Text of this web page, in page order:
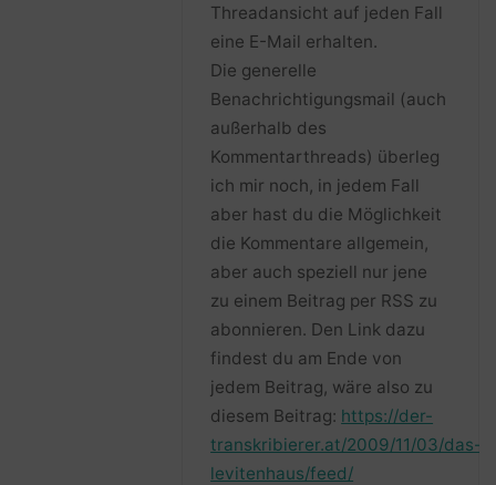
Threadansicht auf jeden Fall
eine E-Mail erhalten.
Die generelle
Benachrichtigungsmail (auch
außerhalb des
Kommentarthreads) überleg
ich mir noch, in jedem Fall
aber hast du die Möglichkeit
die Kommentare allgemein,
aber auch speziell nur jene
zu einem Beitrag per RSS zu
abonnieren. Den Link dazu
findest du am Ende von
jedem Beitrag, wäre also zu
diesem Beitrag: https://der-
transkribierer.at/2009/11/03/das-
levitenhaus/feed/